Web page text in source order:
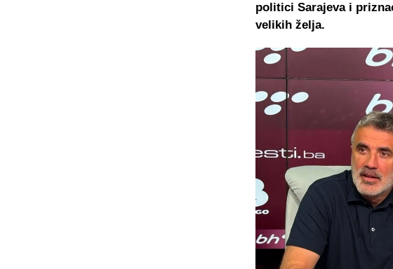
politici Sarajeva i
velikih želja.